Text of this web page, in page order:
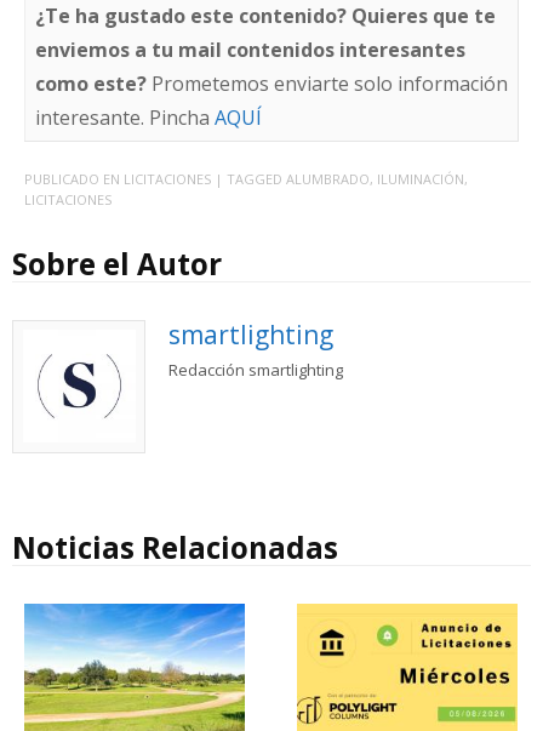
¿Te ha gustado este contenido? Quieres que te
enviemos a tu mail contenidos interesantes
como este? Prometemos enviarte solo información
interesante. Pincha AQUÍ
PUBLICADO EN LICITACIONES | TAGGED ALUMBRADO, ILUMINACIÓN,
LICITACIONES
Sobre el Autor
smartlighting
Redacción smartlighting
Noticias Relacionadas